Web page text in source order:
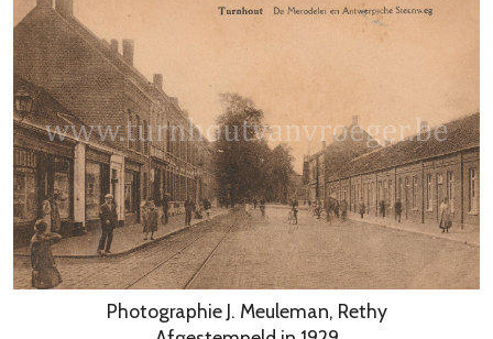
Photographie J. Meuleman, Rethy